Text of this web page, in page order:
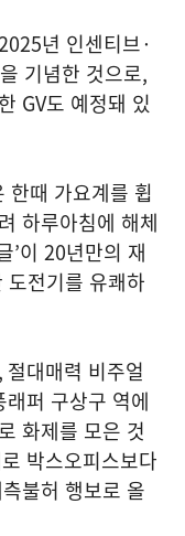
년 인센티브·
기념한 것으로,
GV도 예정돼 있
한때 가요계를 휩
하루아침에 해체
’이 20년만의 재
전기를 유쾌하
, 절대매력 비주얼
래퍼 구상구 역에
화제를 모은 것
박스오피스보다
불허 행보로 올